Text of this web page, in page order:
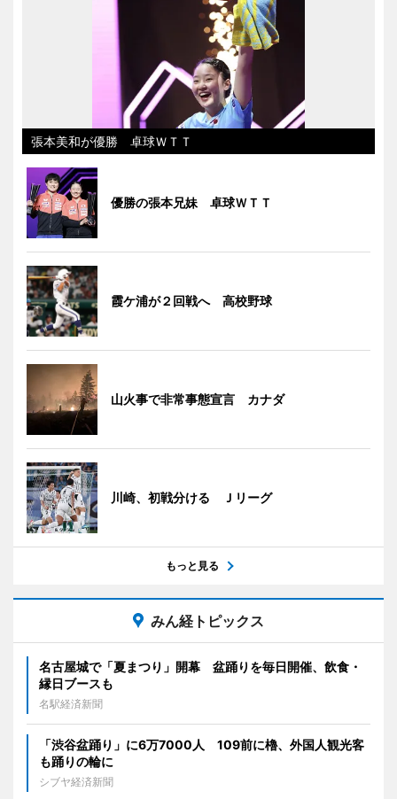
張本美和が優勝 卓球ＷＴＴ
優勝の張本兄妹 卓球ＷＴＴ
霞ケ浦が２回戦へ 高校野球
山火事で非常事態宣言 カナダ
川崎、初戦分ける Ｊリーグ
もっと見る
みん経トピックス
名古屋城で「夏まつり」開幕 盆踊りを毎日開催、飲食・
縁日ブースも
名駅経済新聞
「渋谷盆踊り」に6万7000人 109前に櫓、外国人観光客
も踊りの輪に
シブヤ経済新聞